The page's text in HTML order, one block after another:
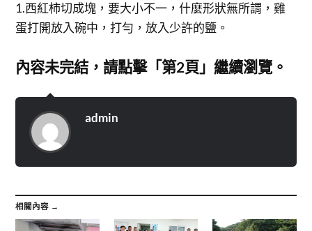
1.西紅柿切成塊，要大小不一，什麼形狀無所謂，雞
蛋打開放入碗中，打勻，放入少許的鹽。
內容未完結，請點擊「第2頁」繼續瀏覽。
admin
相關內容 →